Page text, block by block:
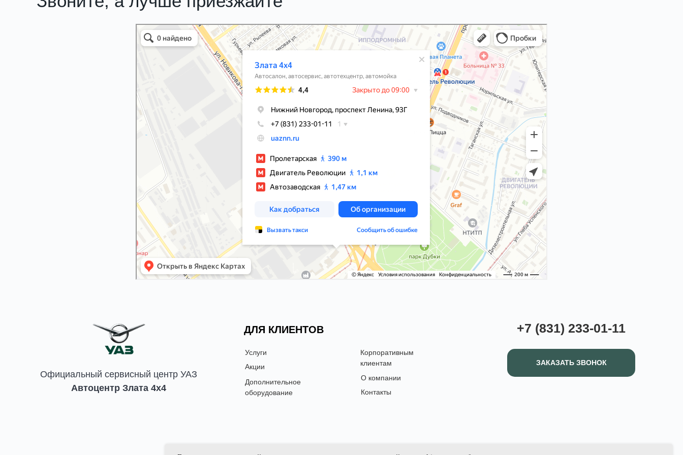
Автосалон в Нижнем Новгороде
Автосервис, автотехцентр в Нижнем Новгороде
УСЛУГИ
ДЛЯ КЛИЕНТОВ
Официальный сервисный центр УАЗ
Автоцентр Злата 4x4
+7 (831) 233-01-11
Услуги
Акции
Дополнительное
оборудование
Корпоративным
клиентам
ЗАКАЗАТЬ ЗВОНОК
О компании
Контакты